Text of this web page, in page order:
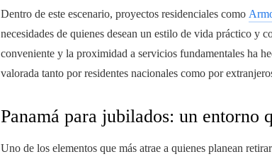
Dentro de este escenario, proyectos residenciales como
necesidades de quienes desean un estilo de vida práctico y
conveniente y la proximidad a servicios fundamentales ha
valorada tanto por residentes nacionales como por
Panamá para jubilados: un entorno
Uno de los elementos que más atrae a quienes planean